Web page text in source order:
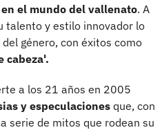
el mundo del vallenato. A
talento y estilo innovador lo
género, con éxitos como
cabeza'.
a los 21 años en 2005
y especulaciones que, con
serie de mitos que rodean su